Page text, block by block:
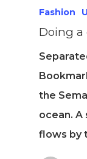
Fashion
Doing a
the
ocean. A
flows by